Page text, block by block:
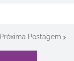
Próxima Postagem